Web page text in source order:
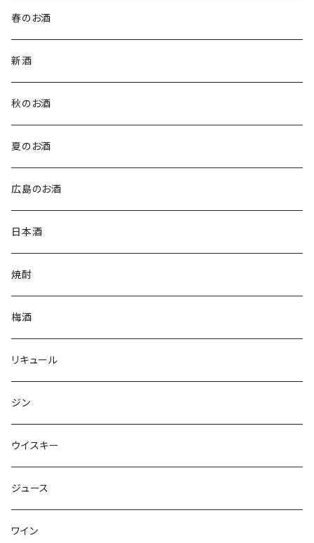
春のお酒
新酒
秋のお酒
夏のお酒
広島のお酒
日本酒
焼酎
梅酒
リキュール
ジン
ウイスキー
ジュース
ワイン